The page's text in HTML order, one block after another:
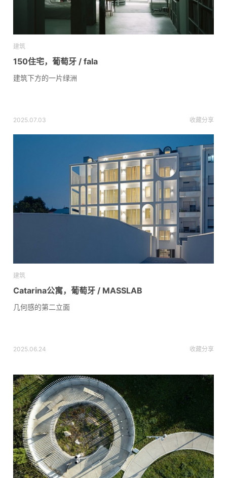
建筑
150住宅，葡萄牙 / fala
建筑下方的一片绿洲
2025.07.03 收藏分享
建筑
Catarina公寓，葡萄牙 / MASSLAB
几何感的第二立面
2025.06.24 收藏分享